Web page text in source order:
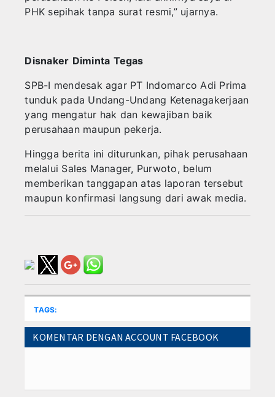
PHK sepihak tanpa surat resmi,” ujarnya.
Disnaker Diminta Tegas
SPB-I mendesak agar PT Indomarco Adi Prima
tunduk pada Undang-Undang Ketenagakerjaan
yang mengatur hak dan kewajiban baik
perusahaan maupun pekerja.
Hingga berita ini diturunkan, pihak perusahaan
melalui Sales Manager, Purwoto, belum
memberikan tanggapan atas laporan tersebut
maupun konfirmasi langsung dari awak media.
TAGS:
KOMENTAR DENGAN ACCOUNT FACEBOOK